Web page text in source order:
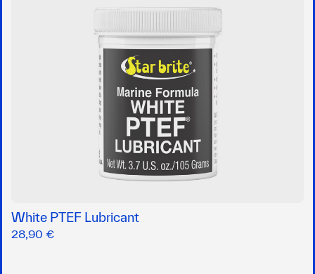
White PTEF Lubricant
28,90 €